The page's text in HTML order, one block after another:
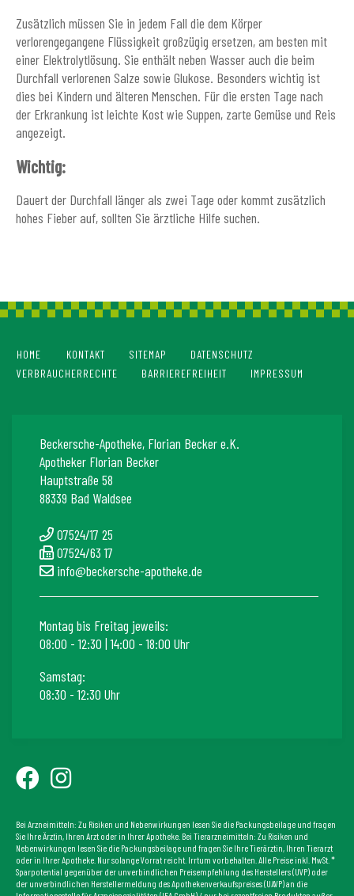
Zusätzlich müssen Sie in jedem Fall die dem Körper
verlorengegangene Flüssigkeit großzügig ersetzen, am besten mit
einer Elektrolytlösung. Sie enthält neben Wasser auch die beim
Durchfall verlorenen Salze sowie Glukose. Besonders wichtig ist
dies bei Kindern und älteren Menschen. Für die ersten Tage nach
der Erkrankung ist leichte Kost wie Suppen, zarte Gemüse und Reis
angezeigt.
Wichtig:
Dauert der Durchfall länger als zwei Tage oder kommt zusätzlich
hohes Fieber auf, sollten Sie ärztliche Hilfe suchen.
HOME KONTAKT SITEMAP
DATENSCHUTZ
VERBRAUCHERRECHTE
BARRIEREFREIHEIT IMPRESSUM
Beckersche-Apotheke, Florian Becker e.K.
Apotheker Florian Becker
Hauptstraße 58
88339 Bad Waldsee
07524/17 25
07524/63 17
info@beckersche-apotheke.de
Montag bis Freitag jeweils:
08:00 - 12:30 | 14:00 - 18:00 Uhr
Samstag:
08:30 - 12:30 Uhr
Bei Arzneimitteln: Zu Risiken und Nebenwirkungen lesen Sie die Packungsbeilage und fragen
Sie Ihre Ärztin, Ihren Arzt oder in Ihrer Apotheke. Bei Tierarzneimitteln: Zu Risiken und
Nebenwirkungen lesen Sie die Packungsbeilage und fragen Sie Ihre Tierärztin, Ihren Tierarzt
oder in Ihrer Apotheke. Nur solange Vorrat reicht. Irrtum vorbehalten. Alle Preise inkl. MwSt. *
Sparpotential gegenüber der unverbindlichen Preisempfehlung des Herstellers (UVP) oder
der unverbindlichen Herstellermeldung des Apothekenverkaufspreises (UAVP) an die